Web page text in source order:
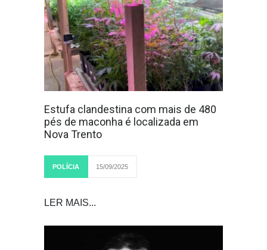
Estufa clandestina com mais de 480
pés de maconha é localizada em
Nova Trento
POLÍCIA 15/09/2025
LER MAIS...